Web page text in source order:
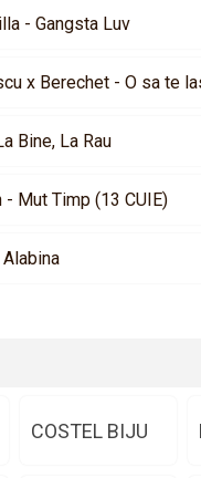
- Gangsta Luv
x Berechet - O sa te
Bine, La Rau
- Mut Timp (13 CUIE)
COSTEL BIJU